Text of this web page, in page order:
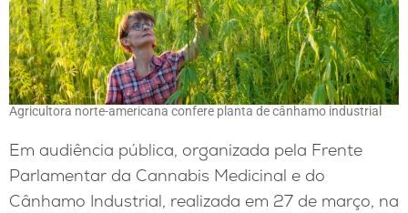
Agricultora norte-americana confere planta de cânhamo industrial
Em audiência pública, organizada pela Frente
Parlamentar da Cannabis Medicinal e do
Cânhamo Industrial, realizada em 27 de março, na